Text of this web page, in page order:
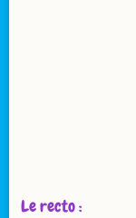
Le recto :